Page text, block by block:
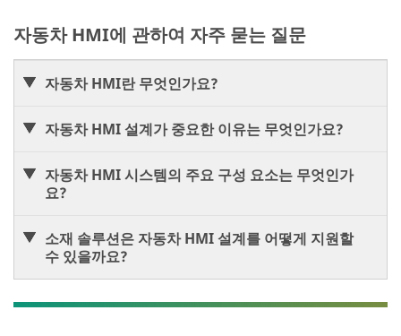
자동차 HMI에 관하여 자주 묻는 질문
자동차 HMI란 무엇인가요?
자동차 HMI 설계가 중요한 이유는 무엇인가요?
자동차 HMI 시스템의 주요 구성 요소는 무엇인가
요?
소재 솔루션은 자동차 HMI 설계를 어떻게 지원할
수 있을까요?